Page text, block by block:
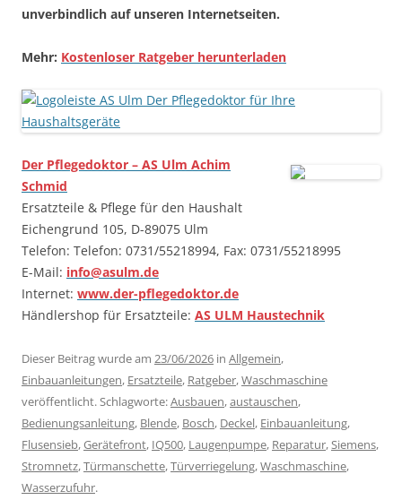
unverbindlich auf unseren Internetseiten.
Mehr: Kostenloser Ratgeber herunterladen
Der Pflegedoktor – AS Ulm Achim
Schmid
Ersatzteile & Pflege für den Haushalt
Eichengrund 105, D-89075 Ulm
Telefon: Telefon: 0731/55218994, Fax: 0731/55218995
E-Mail: info@asulm.de
Internet: www.der-pflegedoktor.de
Händlershop für Ersatzteile: AS ULM Haustechnik
Dieser Beitrag wurde am 23/06/2026 in Allgemein,
Einbauanleitungen, Ersatzteile, Ratgeber,Waschmaschine
veröffentlicht. Schlagworte:Ausbauen,austauschen,
Bedienungsanleitung, Blende, Bosch, Deckel, Einbauanleitung,
Flusensieb,Gerätefront, IQ500, Laugenpumpe, Reparatur,Siemens,
Stromnetz,Türmanschette,Türverriegelung,Waschmaschine,
Wasserzufuhr.